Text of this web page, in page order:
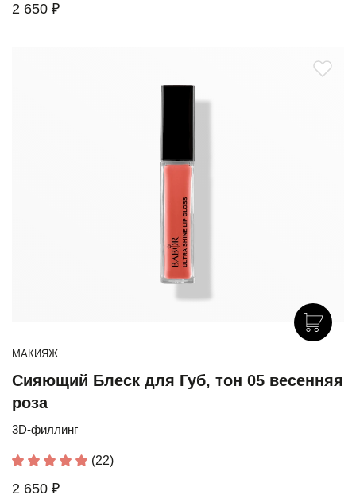
2 650 ₽
МАКИЯЖ
Сияющий Блеск для Губ, тон 05 весенняя
роза
3D-филлинг
(22)
2 650 ₽